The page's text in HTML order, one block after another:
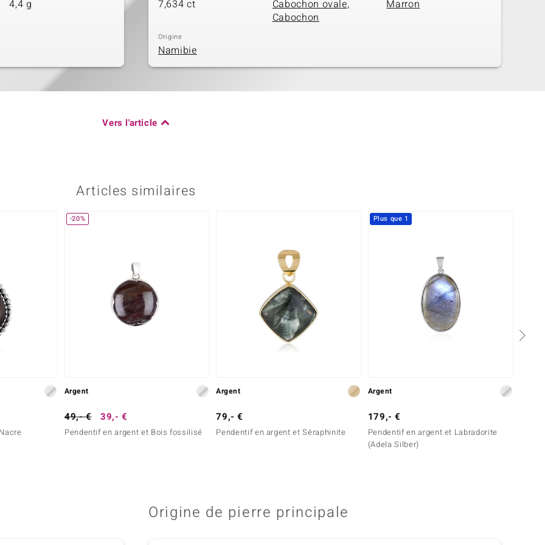
4,4 g 7,634 ct
Cabochon ovale,
Cabochon
Marron
Origine
Namibie
Vers l'article
Articles similaires
-20%
Argent
49,- € 39,- €
Pendentif en argent et Bois fossilisé
Argent
79,- €
Pendentif en argent et Séraphinite
Plus que 1
Argent
179,- €
Pendentif en argent et Labradorite
(Adela Silber)
Origine de pierre principale